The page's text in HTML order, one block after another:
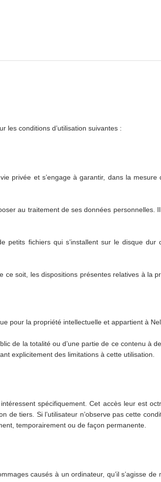
les conditions d’utilisation suivantes :
privée et s’engage à garantir, dans la
au traitement de ses données
petits fichiers qui s’installent sur le disque
soit, les dispositions présentes relatives à
pour la propriété intellectuelle et appartient à
de la totalité ou d’une partie de ce contenu à
explicitement des limitations à cette utilisation.
spécifiquement. Cet accès leur est
de tiers. Si l’utilisateur n’observe pas cette
temporairement ou de façon permanente.
causés à un ordinateur, qu’il s’agisse